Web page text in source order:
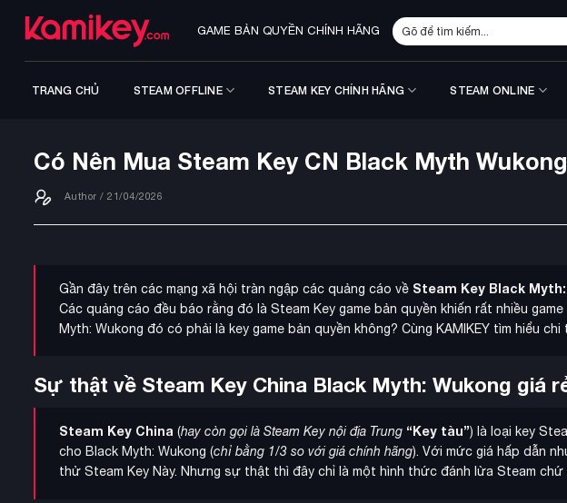
GAME BẢN QUYỀN CHÍNH HÃNG
Tìm
kiếm:
TRANG CHỦ STEAM OFFLINE STEAM KEY CHÍNH HÃNG STEAM ONLINE
Có Nên Mua Steam Key CN Black Myth
Author/ 21/04/2026
Gần đây trên các mạng xã hội tràn ngập các quảng cáo về Steam Key Black
Các quảng cáo đều báo rằng đó là Steam Key game bản quyền khiến rất nhiều
Myth: Wukong đó có phải là key game bản quyền không? Cùng KAMIKEY tìm hiểu
Sự thật về Steam Key China Black Myth: Wukong giá
Steam Key China (hay còn gọi là Steam Key nội địa Trung “Key tàu”) là loại key
cho Black Myth: Wukong (chỉ bằng 1/3 so với giá chính hãng). Với mức giá hấp dẫn
thử Steam Key Này. Nhưng sự thật thì đây chỉ là một hình thức đánh lừa Steam chứ